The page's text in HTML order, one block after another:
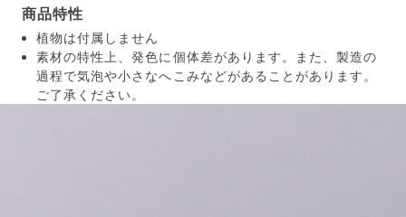
も色味やサイズ・咲き方に個体差はありますが、できる
だけ写真のイメージに近いものをお届けできるように人
の目でチェックをしています。
商品特性
植物は付属しません
素材の特性上、発色に個体差があります。また、製造の
過程で気泡や小さなへこみなどがあることがあります。
ご了承ください。